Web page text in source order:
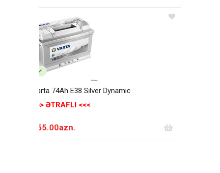
Varta 74Ah E38 Silver Dynamic
>>> ƏTRAFLI <<<
255.00azn.